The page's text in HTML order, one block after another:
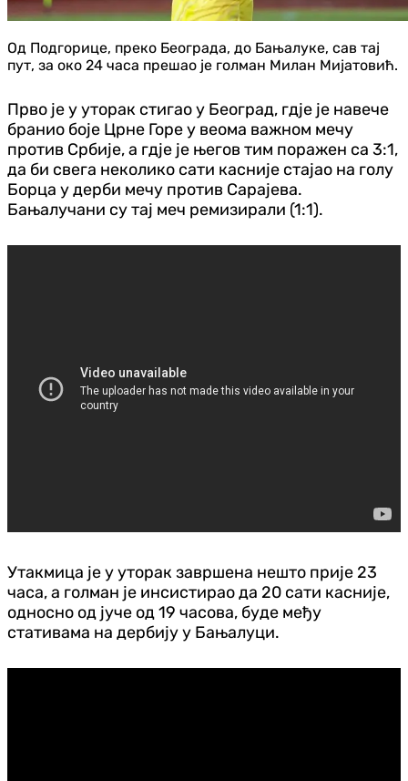
Од Подгорице, преко Београда, до Бањалуке, сав тај
пут, за око 24 часа прешао је голман Милан Мијатовић.
Прво је у уторак стигао у Београд, гдје је навече
бранио боје Црне Горе у веома важном мечу
против Србије, а гдје је његов тим поражен са 3:1,
да би свега неколико сати касније стајао на голу
Борца у дерби мечу против Сарајева.
Бањалучани су тај меч ремизирали (1:1).
Утакмица је у уторак завршена нешто прије 23
часа, а голман је инсистирао да 20 сати касније,
односно од јуче од 19 часова, буде међу
стативама на дербију у Бањалуци.